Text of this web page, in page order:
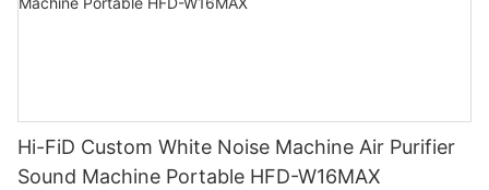
Hi-FiD Custom White Noise Machine Air Purifier
Sound Machine Portable HFD-W16MAX